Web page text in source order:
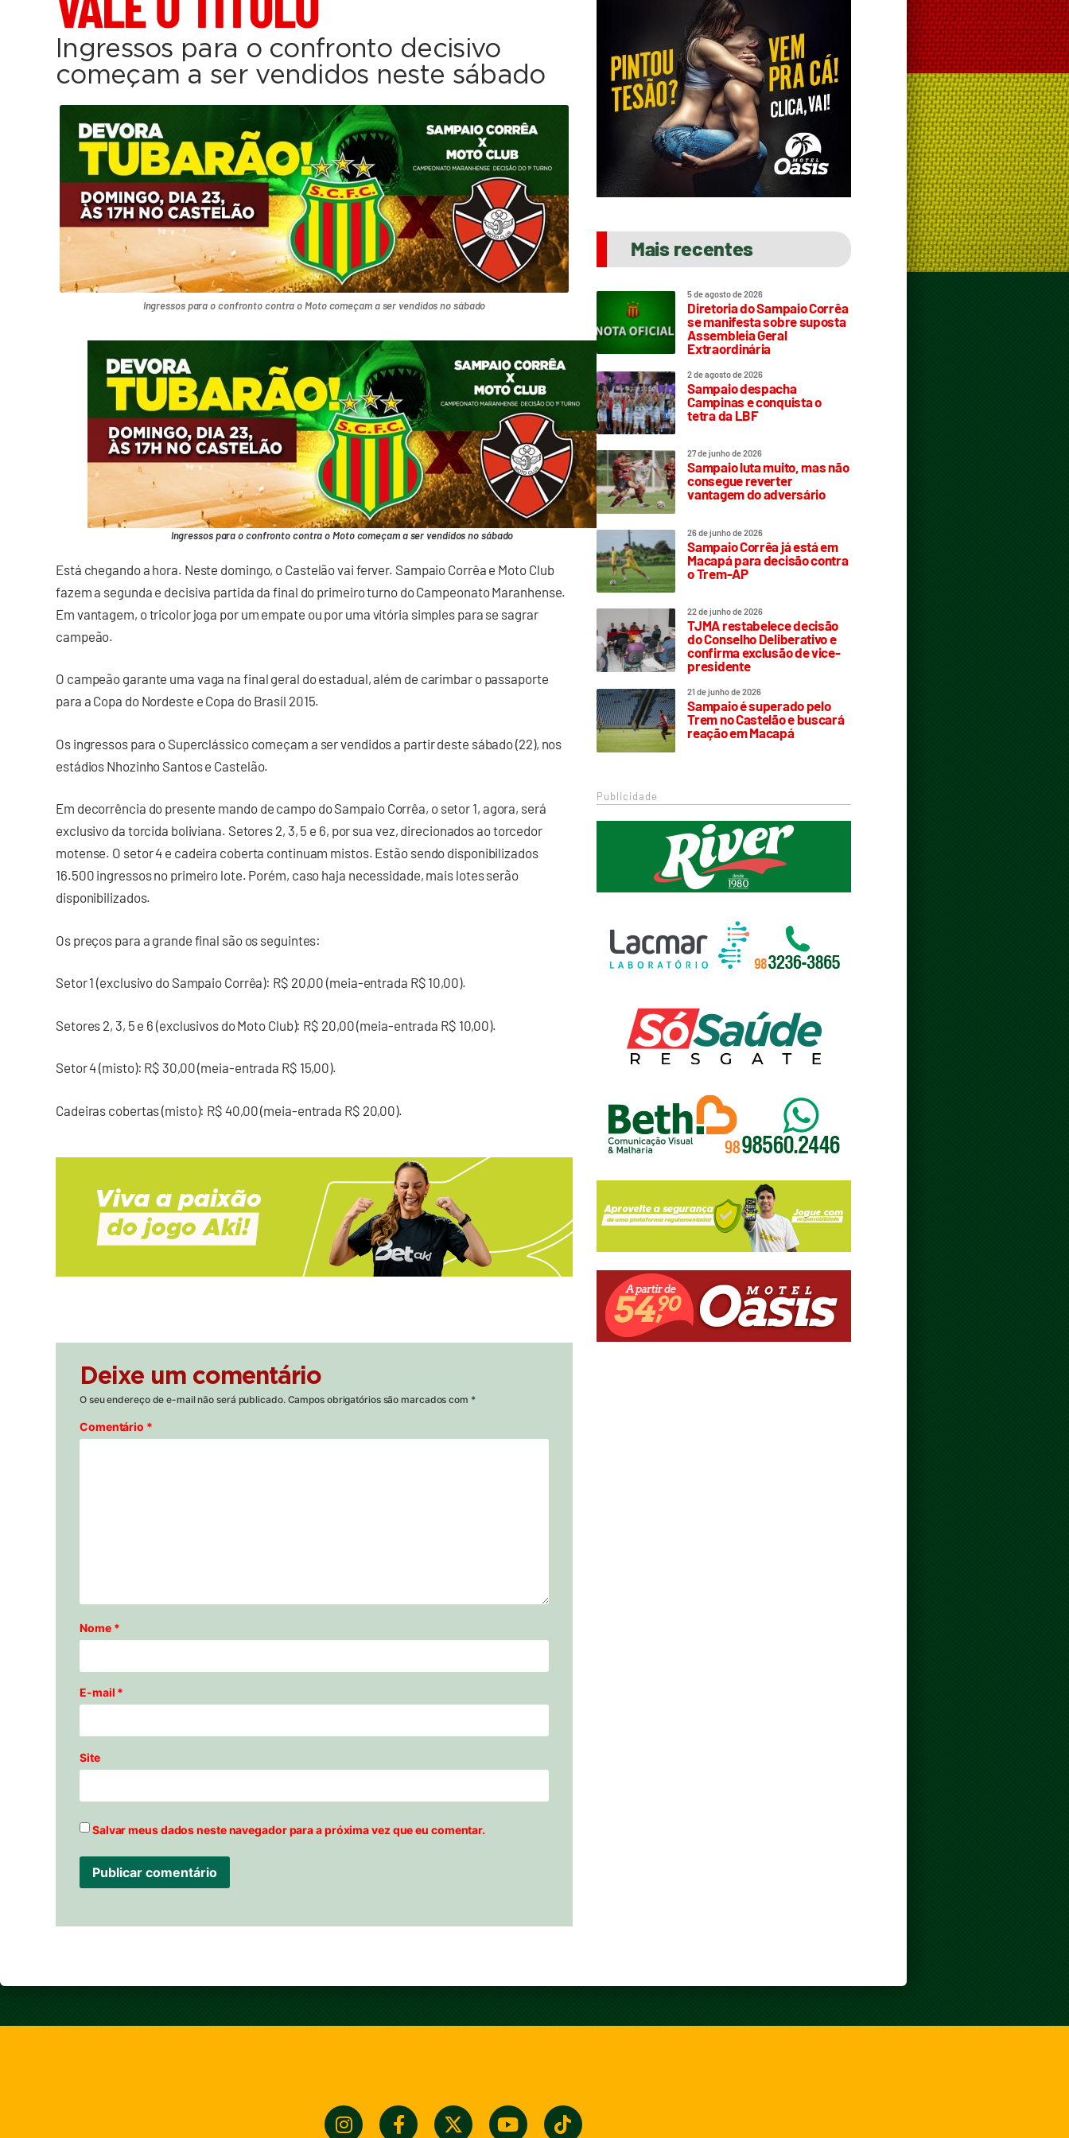
Ingressos para o confronto decisivo
começam a ser vendidos neste sábado
Ingressos para o confronto contra o Moto começam a ser vendidos no sábado
Ingressos para o confronto contra o Moto começam a ser vendidos no sábado
Está chegando a hora. Neste domingo, o Castelão vai ferver. Sampaio Corrêa e Moto Club
fazem a segunda e decisiva partida da final do primeiro turno do Campeonato Maranhense.
Em vantagem, o tricolor joga por um empate ou por uma vitória simples para se sagrar
campeão.
O campeão garante uma vaga na final geral do estadual, além de carimbar o passaporte
para a Copa do Nordeste e Copa do Brasil 2015.
Os ingressos para o Superclássico começam a ser vendidos a partir deste sábado (22), nos
estádios Nhozinho Santos e Castelão.
Em decorrência do presente mando de campo do Sampaio Corrêa, o setor 1, agora, será
exclusivo da torcida boliviana. Setores 2, 3, 5 e 6, por sua vez, direcionados ao torcedor
motense. O setor 4 e cadeira coberta continuam mistos. Estão sendo disponibilizados
16.500 ingressos no primeiro lote. Porém, caso haja necessidade, mais lotes serão
disponibilizados.
Os preços para a grande final são os seguintes:
Setor 1 (exclusivo do Sampaio Corrêa): R$ 20,00 (meia-entrada R$ 10,00).
Setores 2, 3, 5 e 6 (exclusivos do Moto Club): R$ 20,00 (meia-entrada R$ 10,00).
Setor 4 (misto): R$ 30,00 (meia-entrada R$ 15,00).
Cadeiras cobertas (misto): R$ 40,00 (meia-entrada R$ 20,00).
Deixe um comentário
O seu endereço de e-mail não será publicado. Campos obrigatórios são marcados com *
Comentário *
Nome *
E-mail *
Site
Salvar meus dados neste navegador para a próxima vez que eu comentar.
Mais recentes
5 de agosto de 2026
Diretoria do Sampaio Corrêa
se manifesta sobre suposta
Assembleia Geral
Extraordinária
2 de agosto de 2026
Sampaio despacha
Campinas e conquista o
tetra da LBF
27 de junho de 2026
Sampaio luta muito, mas não
consegue reverter
vantagem do adversário
26 de junho de 2026
Sampaio Corrêa já está em
Macapá para decisão contra
o Trem-AP
22 de junho de 2026
TJMA restabelece decisão
do Conselho Deliberativo e
confirma exclusão de vice-
presidente
21 de junho de 2026
Sampaio é superado pelo
Trem no Castelão e buscará
reação em Macapá
Publicidade